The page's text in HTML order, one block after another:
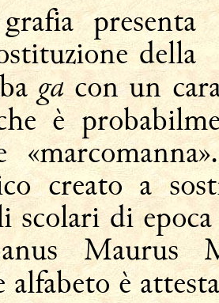
presenta
della
gacon un
è
creato a
scolari di
Maurus
alfabeto è